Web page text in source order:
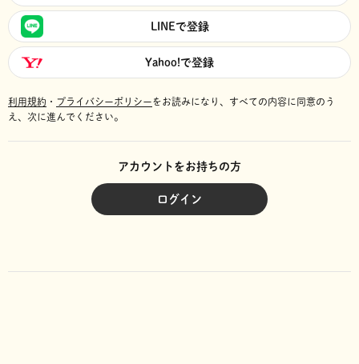
LINEで登録
Yahoo!で登録
利用規約 ・ プライバシーポリシーをお読みになり、 すべての内容に同意のう
え、次に進んでください。
アカウントをお持ちの方
ログイン